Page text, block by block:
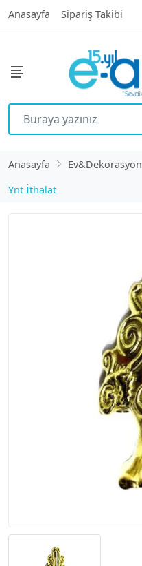
Anasayfa Sipariş Takibi
Anasayfa Ev&Dekorasyon
Ynt İthalat